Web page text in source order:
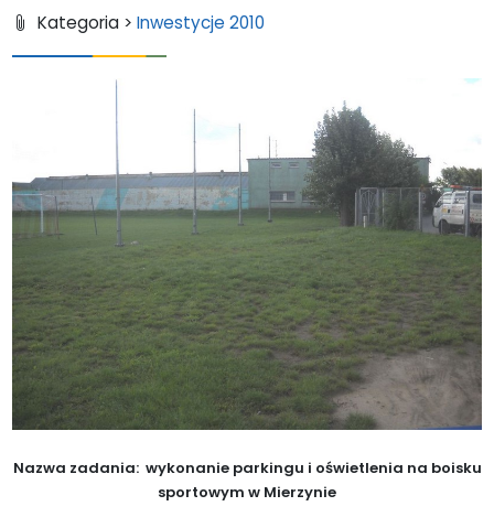
Kategoria >Inwestycje 2010
Nazwa zadania: wykonanie parkingu i oświetlenia na boisku
sportowym w Mierzynie